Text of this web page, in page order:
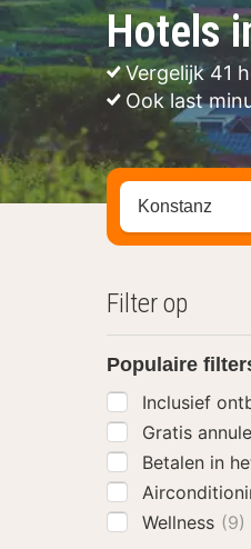
Hotels
Vergelijk 41
Ook last
Zoek op
Filter op
Populaire
Inclusief
Gratis
Betalen in
Wellness (9)